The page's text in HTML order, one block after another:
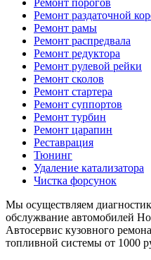
Ремонт порогов
Ремонт раздаточной
Ремонт рамы
Ремонт распредвала
Ремонт редуктора
Ремонт рулевой рейки
Ремонт сколов
Ремонт стартера
Ремонт суппортов
Ремонт турбин
Ремонт царапин
Реставрация
Тюнинг
Удаление катализатора
Чистка форсунок
Мы осуществляем
обслужвание автомобилей
Автосервис кузовного
топливной системы от 1000